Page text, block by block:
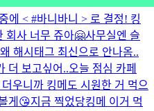
에 < #바니바니 > 로 결정! 킹
회사 너무 쥬아🤗사무실엔 슬
왜 해시태그 최신으로 안나옴..
더 보고싶어..오늘 점심 카페
우니까 킹메도 시원한 거 먹으
게😘지금 찍었당킹메 이거 먹